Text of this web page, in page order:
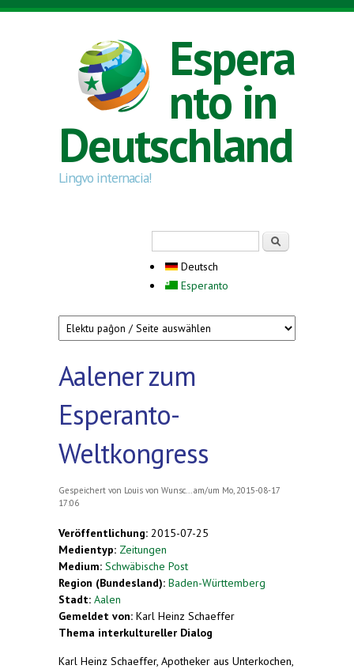
Direkt zum Inhalt
Espera
nto in
Deutschland
Lingvo internacia!
Deutsch
Esperanto
Aalener zum
Esperanto-
Weltkongress
Gespeichert von Louis von Wunsc...
am/um Mo, 2015-08-17
17:06
Veröffentlichung: 2015-07-25
Medientyp: Zeitungen
Medium: Schwäbische Post
Region (Bundesland): Baden-Württemberg
Stadt: Aalen
Gemeldet von: Karl Heinz Schaeffer
Thema interkultureller Dialog
Karl Heinz Schaeffer, Apotheker aus Unterkochen,